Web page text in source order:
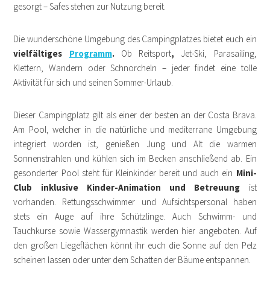
gesorgt – Safes stehen zur Nutzung bereit.
Die wunderschöne Umgebung des Campingplatzes bietet euch ein
vielfältiges Programm.Ob Reitsport, Jet-Ski, Parasailing,
Klettern, Wandern oder Schnorcheln – jeder findet eine tolle
Aktivität für sich und seinen Sommer-Urlaub.
Dieser Campingplatz gilt als einer der besten an der Costa Brava.
Am Pool, welcher in die natürliche und mediterrane Umgebung
integriert worden ist, genießen Jung und Alt die warmen
Sonnenstrahlen und kühlen sich im Becken anschließend ab. Ein
gesonderter Pool steht für Kleinkinder bereit und auch ein Mini-
Club inklusive Kinder-Animation und Betreuung ist
vorhanden. Rettungsschwimmer und Aufsichtspersonal haben
stets ein Auge auf ihre Schützlinge. Auch Schwimm- und
Tauchkurse sowie Wassergymnastik werden hier angeboten. Auf
den großen Liegeflächen könnt ihr euch die Sonne auf den Pelz
scheinen lassen oder unter dem Schatten der Bäume entspannen.